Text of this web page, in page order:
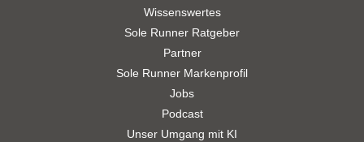
Wissenswertes
Sole Runner Ratgeber
Partner
Sole Runner Markenprofil
Jobs
Podcast
Unser Umgang mit KI